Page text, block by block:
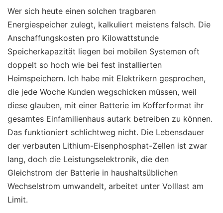
Wer sich heute einen solchen tragbaren
Energiespeicher zulegt, kalkuliert meistens falsch. Die
Anschaffungskosten pro Kilowattstunde
Speicherkapazität liegen bei mobilen Systemen oft
doppelt so hoch wie bei fest installierten
Heimspeichern. Ich habe mit Elektrikern gesprochen,
die jede Woche Kunden wegschicken müssen, weil
diese glauben, mit einer Batterie im Kofferformat ihr
gesamtes Einfamilienhaus autark betreiben zu können.
Das funktioniert schlichtweg nicht. Die Lebensdauer
der verbauten Lithium-Eisenphosphat-Zellen ist zwar
lang, doch die Leistungselektronik, die den
Gleichstrom der Batterie in haushaltsüblichen
Wechselstrom umwandelt, arbeitet unter Volllast am
Limit.